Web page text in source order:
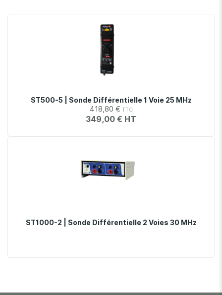
ST500-5 | Sonde Différentielle 1 Voie 25 MHz
418,80 €
349,00 €
ST1000-2 | Sonde Différentielle 2 Voies 30 MHz